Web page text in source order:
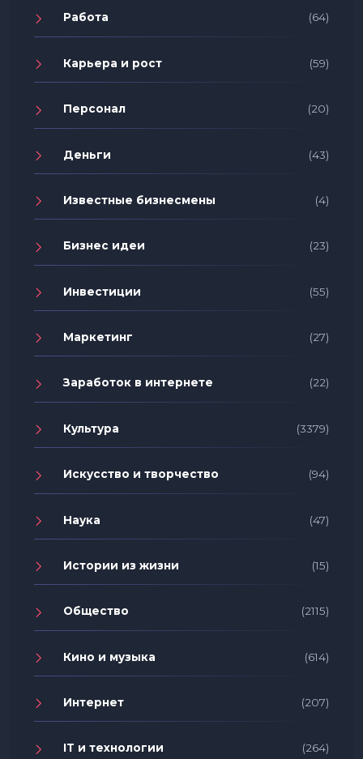
Работа (64)
Карьера и рост (59)
Персонал (20)
Деньги (43)
Известные бизнесмены (4)
Бизнес идеи (23)
Инвестиции (55)
Маркетинг (27)
Заработок в интернете (22)
Культура (3379)
Искусство и творчество (94)
Наука (47)
Истории из жизни (15)
Общество (2115)
Кино и музыка (614)
Интернет (207)
IT и технологии (264)